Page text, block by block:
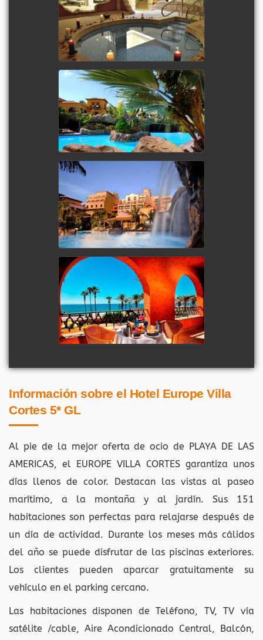
Información sobre el Hotel Europe Villa
Cortes 5* GL
Al pie de la mejor oferta de ocio de PLAYA DE LAS
AMERICAS, el EUROPE VILLA CORTES garantiza unos
días llenos de color. Destacan las vistas al paseo
marítimo, a la montaña y al jardín. Sus 151
habitaciones son perfectas para relajarse después de
un día de actividad. Durante los meses más cálidos
del año se puede disfrutar de las piscinas exteriores.
Los clientes pueden aparcar gratuitamente su
vehículo en el parking cercano.
Las habitaciones disponen de Teléfono, TV, TV vía
satélite /cable, Aire Acondicionado Central, Balcón,